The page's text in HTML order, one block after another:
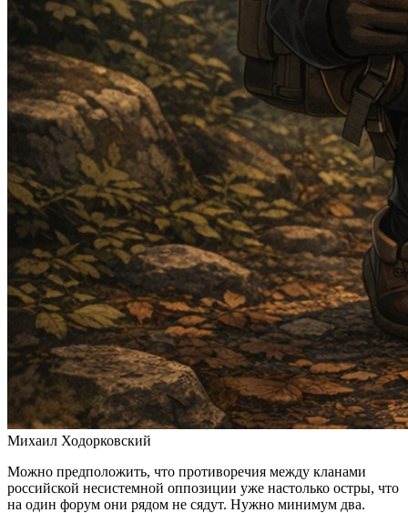
Михаил Ходорковский
Можно предположить, что противоречия между кланами
российской несистемной оппозиции уже настолько остры, что
на один форум они рядом не сядут. Нужно минимум два.